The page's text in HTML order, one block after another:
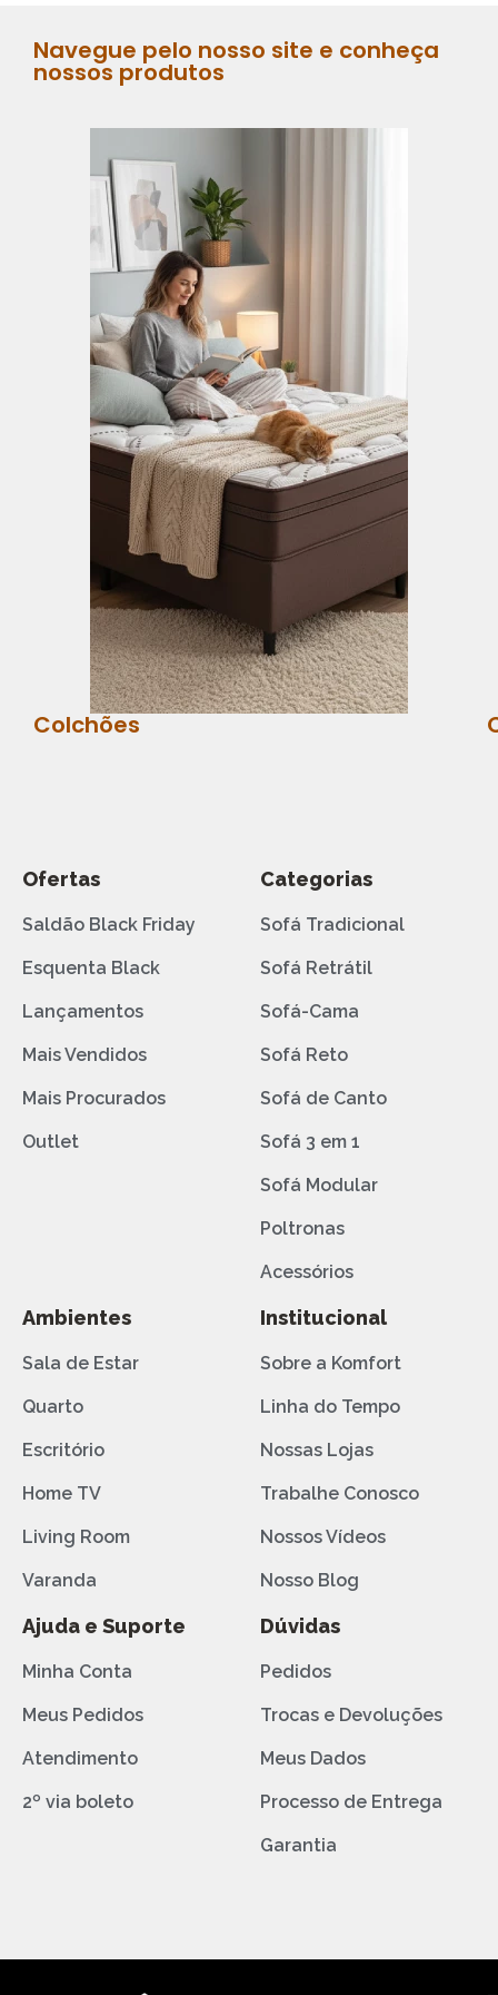
Navegue pelo nosso site e conheça
nossos produtos
Colchões
Ofertas
Saldão Black Friday
Esquenta Black
Lançamentos
Mais Vendidos
Mais Procurados
Outlet
Categorias
Sofá Tradicional
Sofá Retrátil
Sofá-Cama
Sofá Reto
Sofá de Canto
Sofá 3 em 1
Sofá Modular
Poltronas
Acessórios
Ambientes
Sala de Estar
Quarto
Escritório
Home TV
Living Room
Varanda
Institucional
Sobre a Komfort
Linha do Tempo
Nossas Lojas
Trabalhe Conosco
Nossos Vídeos
Nosso Blog
Ajuda e Suporte
Minha Conta
Meus Pedidos
Atendimento
2º via boleto
Dúvidas
Pedidos
Trocas e Devoluções
Meus Dados
Processo de Entrega
Garantia